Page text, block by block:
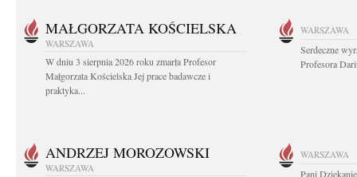
MAŁGORZATA KOŚCIELSKA
WARSZAWA
W dniu 3 sierpnia 2026 roku zmarła Profesor
Małgorzata Kościelska Jej prace badawcze i
praktyka...
WARSZAWA
Serdeczne
Profesora
ANDRZEJ MOROZOWSKI
WARSZAWA
WARSZAWA
Pani